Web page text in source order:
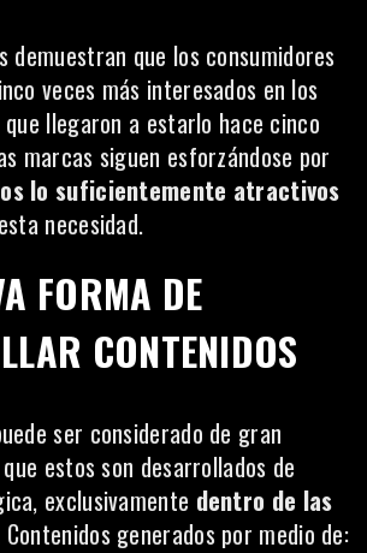
demuestran que los consumidores
veces más interesados en los
llegaron a estarlo hace cinco
marcas siguen esforzándose por
lo suficientemente atractivos
necesidad.
FORMA DE
CONTENIDOS
ser considerado de gran
estos son desarrollados de
exclusivamente dentro de las
Contenidos generados por medio de: